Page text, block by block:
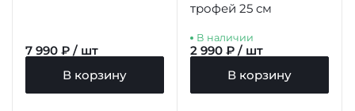
7 990 ₽ / шт
В корзину
трофей 25 см
В наличии
2 990 ₽ / шт
В корзину